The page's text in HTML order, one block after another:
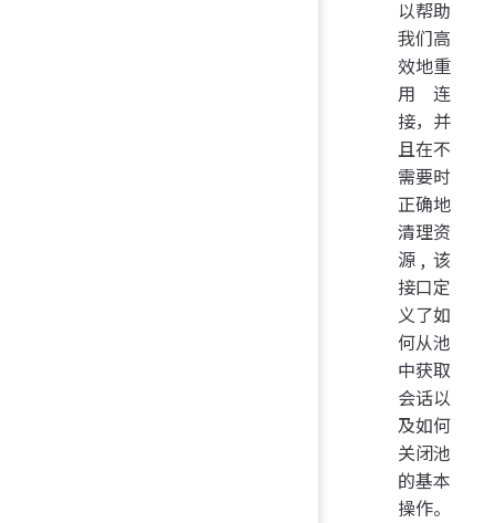
以帮助
我们高
效地重
用连
接，并
且在不
需要时
正确地
清理资
源, 该
接口定
义了如
何从池
中获取
会话以
及如何
关闭池
的基本
操作。